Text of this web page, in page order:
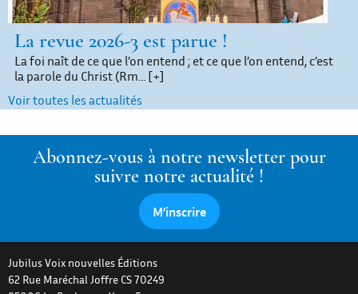
La revue 2026-3 est parue !
La foi naît de ce que l’on entend ; et ce que l’on entend, c’est
la parole du Christ (Rm… [+]
Voir toutes les actualités
Abonnez-vous à notre newsletter pour
suivre notre actualité !
M’inscrire
Jubilus Voix nouvelles Éditions
62 Rue Maréchal Joffre CS 70249